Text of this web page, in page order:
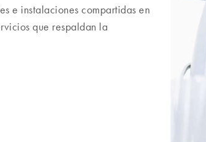
e instalaciones compartidas en
que respaldan la